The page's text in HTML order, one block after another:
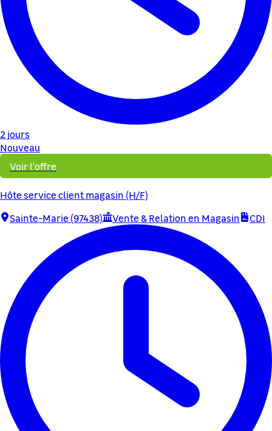
2 jours
Nouveau
Voir l'offre
Hôte service client magasin (H/F)
Sainte-Marie (97438)
Vente & Relation en Magasin CDI